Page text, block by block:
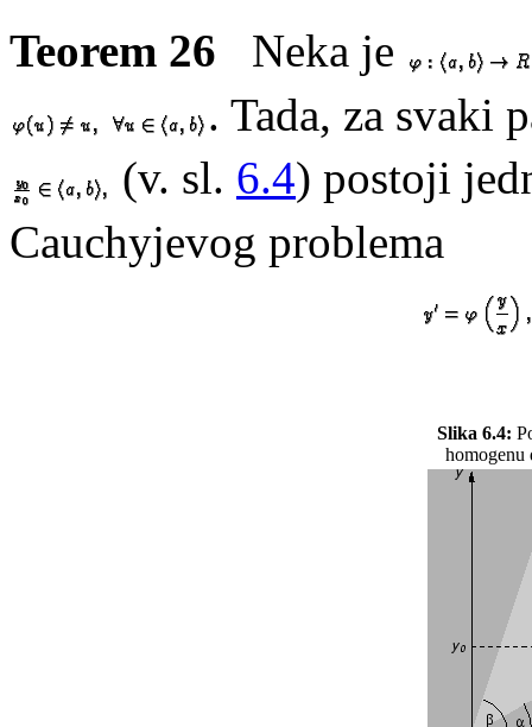
Teorem 26 Neka je
. Tada, za svaki
(v. sl. 6.4) postoji
Cauchyjevog problema
Slika 6.4:
homogenu